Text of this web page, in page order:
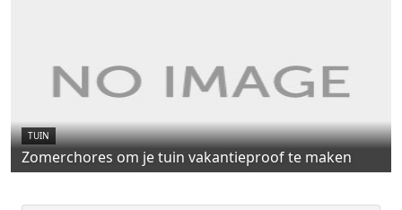
TUIN
Zomerchores om je tuin vakantieproof te maken